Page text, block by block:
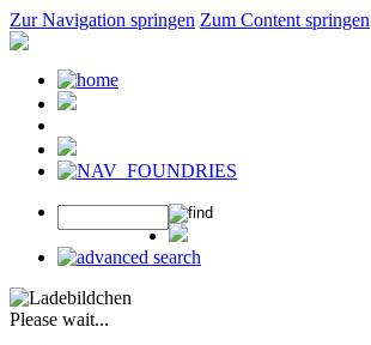
Zur Navigation springen Zum Content springen
Please wait...